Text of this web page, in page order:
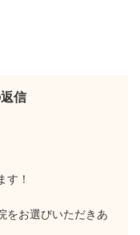
信
す！
をお選びいただきあ